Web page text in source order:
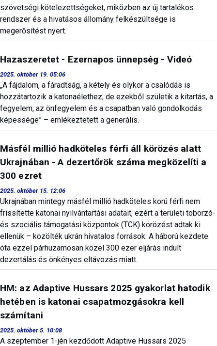
szövetségi kötelezettségeket, miközben az új tartalékos
rendszer és a hivatásos állomány felkészültsége is
megerősítést nyert.
Hazaszeretet - Ezernapos ünnepség - Videó
2025. október 19. 05:06
„A fájdalom, a fáradtság, a kétely és olykor a csalódás is
hozzátartozik a katonaélethez, de ezekből születik a kitartás, a
fegyelem, az önfegyelem és a csapatban való gondolkodás
képessége” – emlékeztetett a generális.
Másfél millió hadköteles férfi áll körözés alatt
Ukrajnában - A dezertőrök száma megközelíti a
300 ezret
2025. október 15. 12:06
Ukrajnában mintegy másfél millió hadköteles korú férfi nem
frissítette katonai nyilvántartási adatait, ezért a területi toborzó-
és szociális támogatási központok (TCK) körözést adtak ki
ellenük – közölték ukrán hivatalos források. A háború kezdete
óta ezzel párhuzamosan közel 300 ezer eljárás indult
dezertálás és önkényes eltávozás miatt.
HM: az Adaptive Hussars 2025 gyakorlat hatodik
hetében is katonai csapatmozgásokra kell
számítani
2025. október 5. 10:08
A szeptember 1-jén kezdődött Adaptive Hussars 2025